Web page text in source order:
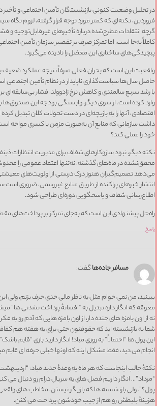
در تحلیل وضعیت کنونی بازنشستگان تأمین اجتماعی و
فروردین، نکته‌ای که کمتر مورد توجه قرار گرفته، لزوم
گرچه انتقادات مطرح‌شده درباره تأخیرهای غیرقابل‌توجیه و
کاملاً به‌جا است، اما تمرکز صرف بر تقصیر سازمان تأمین
پیچیدگی‌های ساختاری این معضل را نادیده می‌گیرد.
واقعیت این است که بحران فعلی صرفاً نتیجه عملکرد
حاصل سال‌ها سیاست‌گذاری ناپایدار در نظام تأمین اجتماعی
با رشد سریع سالمندی و کاهش نرخ زادوولد، فشار
وارد کرده است. از سوی دیگر، وابستگی بودجه این صندوق‌ها
اقتصادی، آنها را به بازیچه‌ای در دست تحولات کلان تبدیل
داشت سازمانی که منابع آن به‌صورت مزمن با کسری مواجه
خود را عملی کند؟
نکته دیگر، نبود سازوکارهای شفاف برای مدیریت انتظارات
محقق‌نشده در ماه‌های گذشته، نه‌تنها اعتماد عمومی را
می‌دهد تصمیم‌گیران هنوز درک درستی از اولویت‌های معیشتی
انتشار خبرهای پراکنده از طریق منابع غیررسمی، ضروری است
اطلاع‌رسانی شفاف و پاسخگویی دوره‌ای طراحی شود.
راه‌حل پیشنهادی این است که به‌جای تمرکز بر پرداخت‌های
پاسخ
مسافر جاده‌ها گفت:
معوقه که انگار داره تبدیل به “افسانهٔ پرداخت نشدنی ها”
نه از اون بامزه های خنده دار، از اون بامزه هایی که آدم رو به
شما یه بازنشسته اید که حقوقتون حتی برای یه هفته هم
این پول ها “احتمالاً” یه روزی میاد! انگار دارید بازی “قایم
انجام می دید، فقط مشکل اینه که اونها خیلی حرفه ای قایم
نکتهٔ جالب اینجاست که هر ماه یه وعدهٔ جدید میاد: “اردیبهشت”،
“مرداد”… انگار داریم فصل های یه سریال درام رو دنبال می
پول؟”. ولی بازنشسته ها که بازیگر نیستن، مخاطب های
هزینهٔ بلیطش رو هم از جیب خودشون پرداخت می کنن.